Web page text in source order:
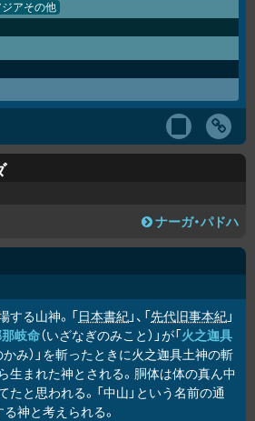
アその他
ナーガ・パドハ
する山神。「日本書紀」、「先代旧事本紀」
岐命（いざなぎのみこと）」が「火之迦具
かみ）」を斬ったときに火之迦具土神の斬
生まれた神とされる。胴体は体の真ん中
と思われる。「中山」という名前の通
神と考えられる。